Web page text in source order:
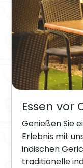
Essen vor
Genießen Sie
Erlebnis mit
indischen
traditionelle